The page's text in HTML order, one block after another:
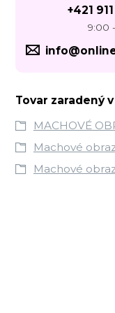
+421
9:00
Tovar zaradený
MACHOVÉ
Machové
Machové